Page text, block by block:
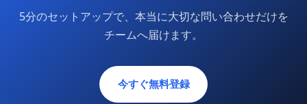
5分のセットアップで、本当に大切な問い合わせだけを
チームへ届けます。
今すぐ無料登録